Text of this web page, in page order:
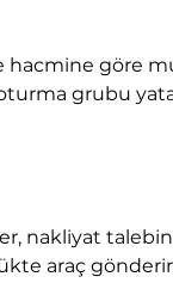
grubu
araç